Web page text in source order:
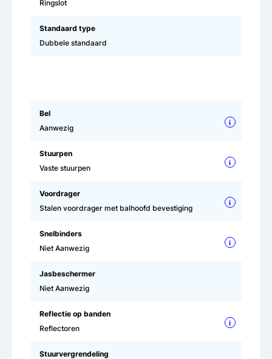
Ringslot
Standaard type
Dubbele standaard
Bel
Aanwezig
i
Stuurpen
Vaste stuurpen
i
Voordrager
Stalen voordrager met balhoofd bevestiging
i
Snelbinders
Niet Aanwezig
i
Jasbeschermer
Niet Aanwezig
Reflectie op banden
Reflectoren
i
Stuurvergrendeling